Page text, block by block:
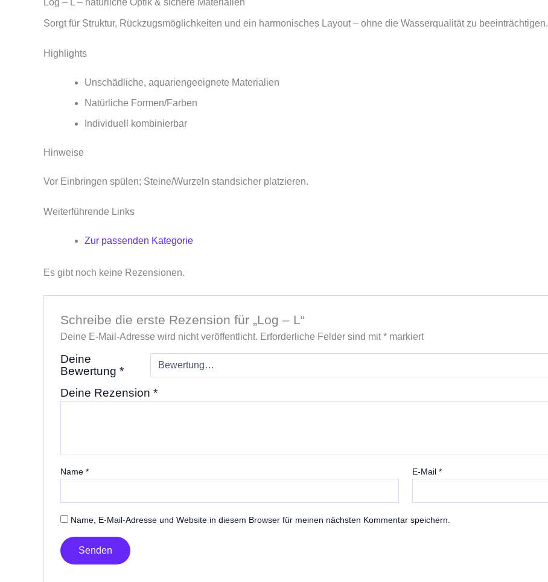
Log – L – natürliche Optik & sichere Materialien
Sorgt für Struktur, Rückzugsmöglichkeiten und ein harmonisches Layout – ohne die Wasserqualität zu beeinträchtigen.
Highlights
Unschädliche, aquariengeeignete Materialien
Natürliche Formen/Farben
Individuell kombinierbar
Hinweise
Vor Einbringen spülen; Steine/Wurzeln standsicher platzieren.
Weiterführende Links
Zur passenden Kategorie
Es gibt noch keine Rezensionen.
Schreibe die erste Rezension für „Log – L“
Deine E-Mail-Adresse wird nicht veröffentlicht. Erforderliche Felder sind mit*markiert
Deine
Bewertung *
Deine Rezension *
Name * E-Mail*
Name, E-Mail-Adresse und Website in diesem Browser für meinen nächsten Kommentar speichern.